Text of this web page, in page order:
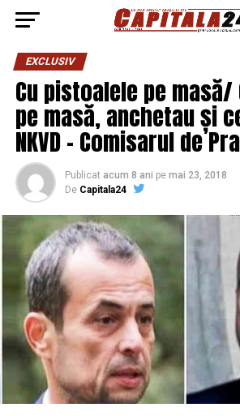
EXCLUSIV
Cu pistoalele pe
pe masă, anchetau și
NKVD – Comisarul de
Publicat acum 8 ani pe mai 23, 2018
De Capitala24